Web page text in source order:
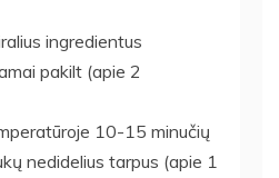
ingredientus
pakilt (apie 2
10-15 minučių
nedidelius tarpus (apie 1